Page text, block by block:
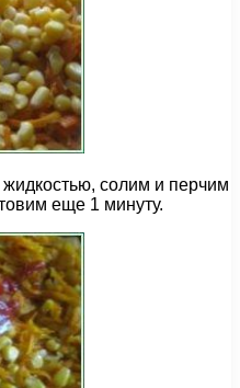
солим и перчим
еще 1 минуту.